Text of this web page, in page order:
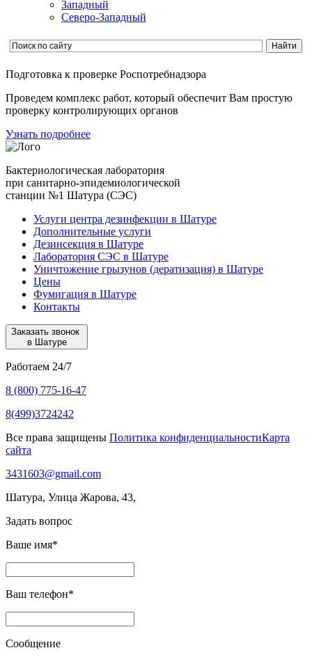
Западный
Северо-Западный
Подготовка к проверке Роспотребнадзора
Проведем комплекс работ, который обеспечит Вам простую
проверку контролирующих органов
Узнать подробнее
Бактериологическая лаборатория
при санитарно-эпидемиологической
станции №1 Шатура (СЭС)
Услуги центра дезинфекции в Шатуре
Дополнительные услуги
Дезинсекция в Шатуре
Лаборатория СЭС в Шатуре
Уничтожение грызунов (дератизация) в Шатуре
Цены
Фумигация в Шатуре
Контакты
Заказать звонок
в Шатуре
Работаем 24/7
8 (800) 775-16-47
8(499)3724242
Все права защищены Политика конфиденциальностиКарта
сайта
3431603@gmail.com
Шатура, Улица Жарова, 43,
Задать вопрос
Ваше имя*
Ваш телефон*
Сообщение